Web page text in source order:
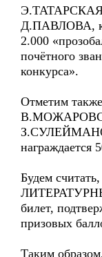
Д.ПАВЛОВА,
2.000
почётного
конкурса».
Отметим
награждается
Будем
билет,
призовых
Таким